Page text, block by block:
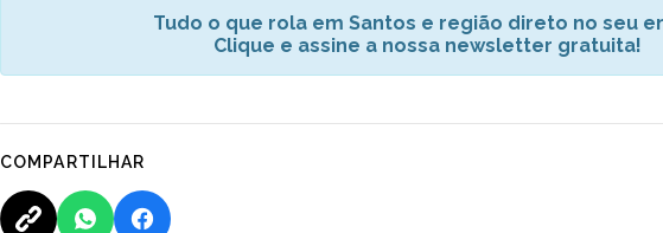
Tudo o que rola em Santos e região direto no seu
Clique e assine a nossa newsletter gratuita!
COMPARTILHAR